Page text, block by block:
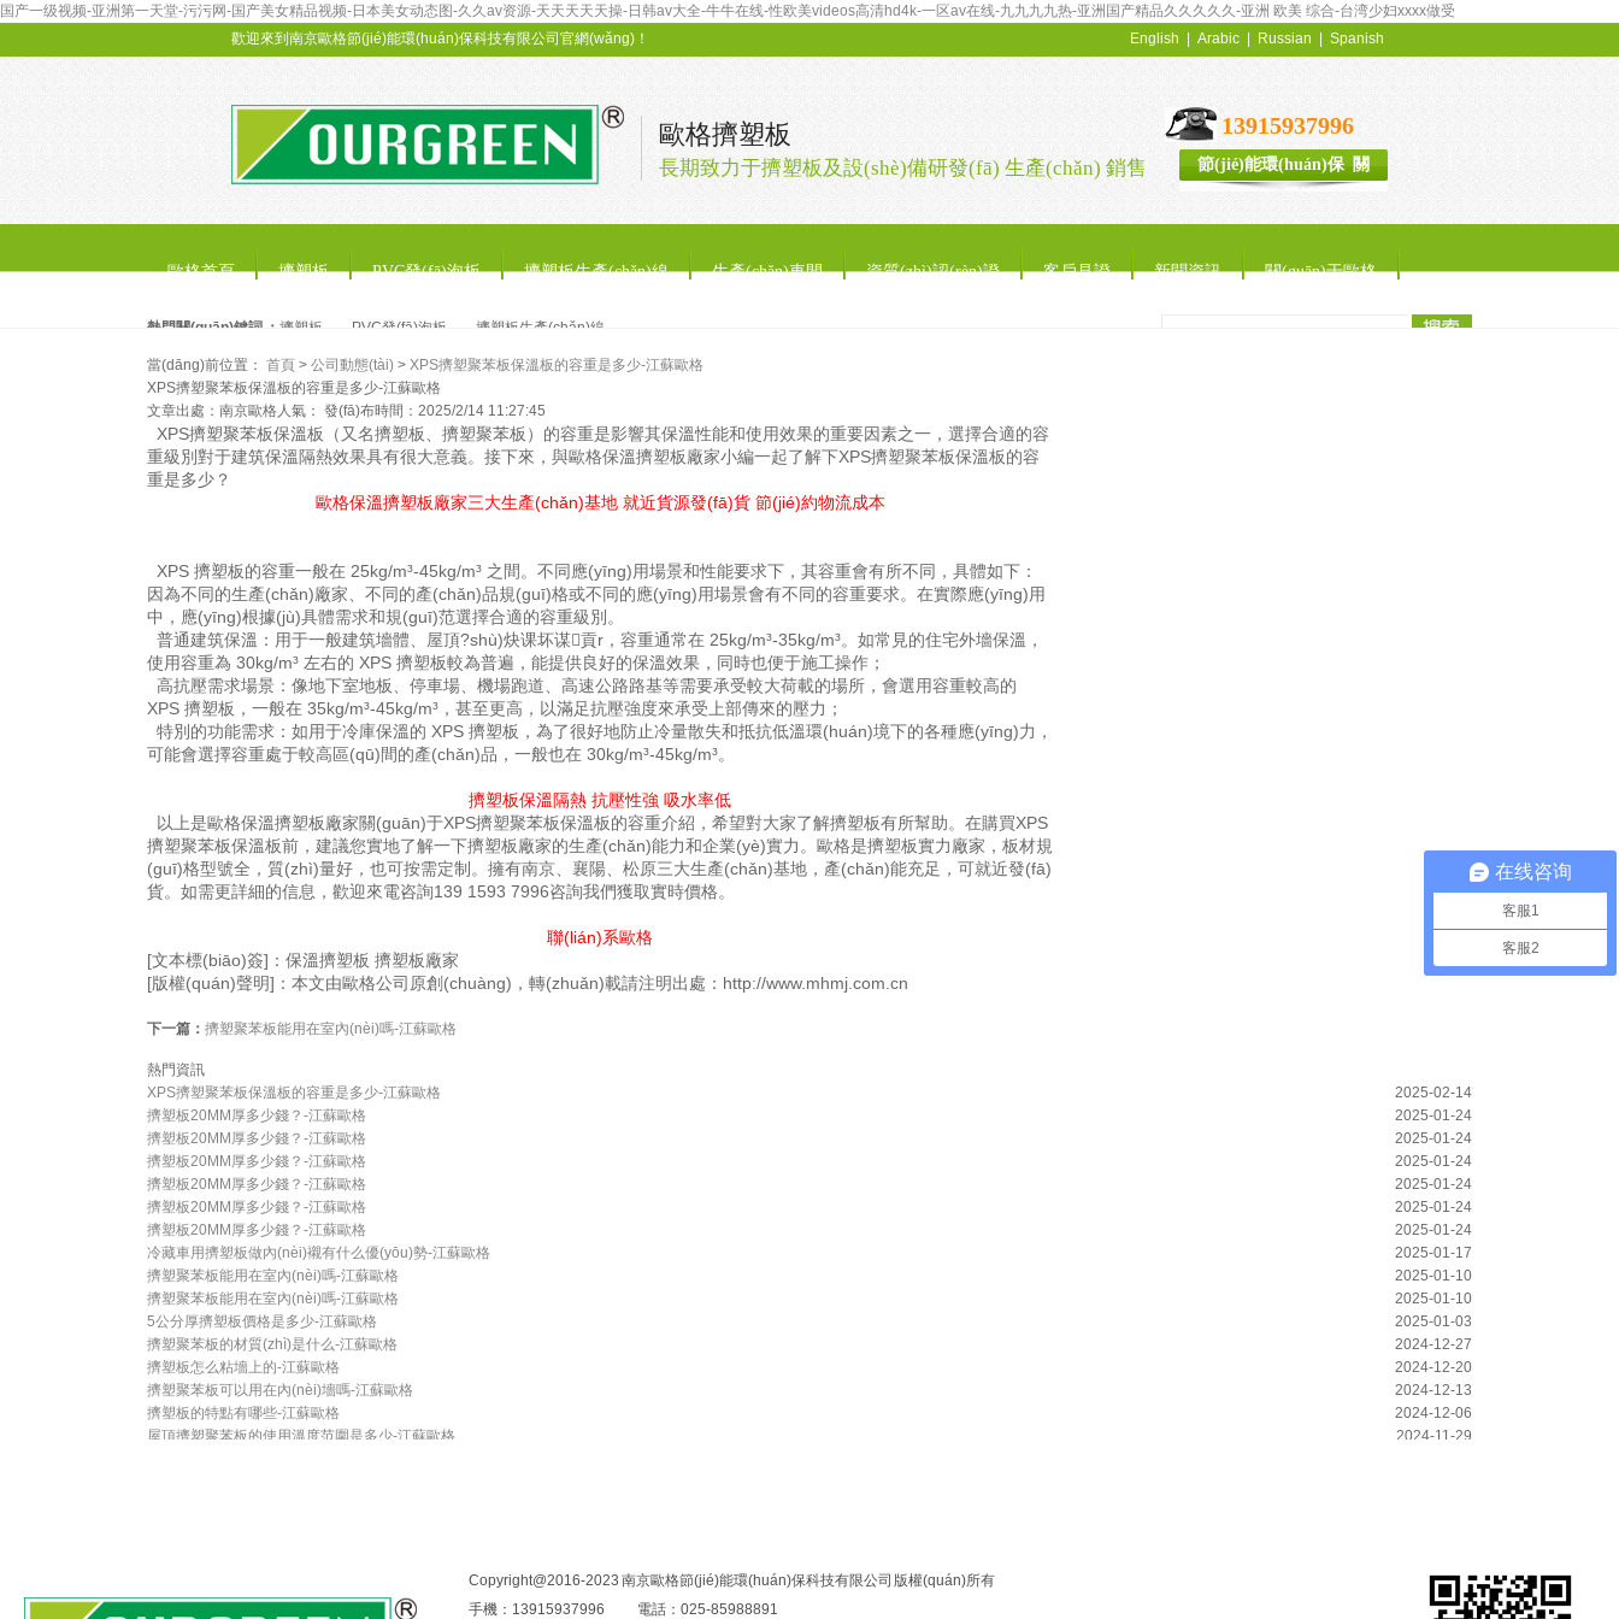
国产一级视频-亚洲第一天堂-污污网-国产美女精品视频-日本美女动态图-久久av资源-天天天天天操-日韩av大全-牛牛在线-性欧美videos高清hd4k-一区av在线-九九九九热-亚洲国产精品久久久久久-亚洲 欧美 综合-台湾少妇xxxx做受
English
Arabic Russian Spanish
歡迎來到南京歐格節(jié)能環(huán)保科技有限公司官網(wǎng)！
13915937996
節(jié)能環(huán)保 關
(guān)愛地球
擠塑板
歐格擠塑板
長期致力于擠塑板及設(shè)備研發(fā) 生產(chǎn) 銷售
歐格首頁 擠塑板 PVC發(fā)泡板 擠塑板生產(chǎn)線 生產(chǎn)車間 資質(zhì)認(rèn)證 客戶見證 新聞資訊 關(guān)于歐格
聯(lián)系歐格
熱門關(guān)鍵詞 ： 擠塑板 PVC發(fā)泡板 擠塑板生產(chǎn)線
當(dāng)前位置： 首頁 > 公司動態(tài) > XPS擠塑聚苯板保溫板的容重是多少-江蘇歐格
XPS擠塑聚苯板保溫板的容重是多少-江蘇歐格
文章出處：南京歐格人氣： 發(fā)布時間：2025/2/14 11:27:45
XPS擠塑聚苯板保溫板（又名擠塑板、擠塑聚苯板）的容重是影響其保溫性能和使用效果的重要因素之一，選擇合適的容
重級別對于建筑保溫隔熱效果具有很大意義。接下來，與歐格保溫擠塑板廠家小編一起了解下XPS擠塑聚苯板保溫板的容
重是多少？
歐格保溫擠塑板廠家三大生產(chǎn)基地 就近貨源發(fā)貨 節(jié)約物流成本
XPS 擠塑板的容重一般在 25kg/m³-45kg/m³ 之間。不同應(yīng)用場景和性能要求下，其容重會有所不同，具體如下：
因為不同的生產(chǎn)廠家、不同的產(chǎn)品規(guī)格或不同的應(yīng)用場景會有不同的容重要求。在實際應(yīng)用
中，應(yīng)根據(jù)具體需求和規(guī)范選擇合適的容重級別。
普通建筑保溫：用于一般建筑墻體、屋頂?shù)炔课坏谋貢r，容重通常在 25kg/m³-35kg/m³。如常見的住宅外墻保溫，
使用容重為 30kg/m³ 左右的 XPS 擠塑板較為普遍，能提供良好的保溫效果，同時也便于施工操作；
高抗壓需求場景：像地下室地板、停車場、機場跑道、高速公路路基等需要承受較大荷載的場所，會選用容重較高的
XPS 擠塑板，一般在 35kg/m³-45kg/m³，甚至更高，以滿足抗壓強度來承受上部傳來的壓力；
特別的功能需求：如用于冷庫保溫的 XPS 擠塑板，為了很好地防止冷量散失和抵抗低溫環(huán)境下的各種應(yīng)力，
可能會選擇容重處于較高區(qū)間的產(chǎn)品，一般也在 30kg/m³-45kg/m³。
擠塑板保溫隔熱 抗壓性強 吸水率低
以上是歐格保溫擠塑板廠家關(guān)于XPS擠塑聚苯板保溫板的容重介紹，希望對大家了解擠塑板有所幫助。在購買XPS
擠塑聚苯板保溫板前，建議您實地了解一下擠塑板廠家的生產(chǎn)能力和企業(yè)實力。歐格是擠塑板實力廠家，板材規
(guī)格型號全，質(zhì)量好，也可按需定制。擁有南京、襄陽、松原三大生產(chǎn)基地，產(chǎn)能充足，可就近發(fā)
貨。如需更詳細的信息，歡迎來電咨詢139 1593 7996咨詢我們獲取實時價格。
聯(lián)系歐格
[文本標(biāo)簽]：保溫擠塑板 擠塑板廠家
[版權(quán)聲明]：本文由歐格公司原創(chuàng)，轉(zhuǎn)載請注明出處：http://www.mhmj.com.cn
下一篇： 擠塑聚苯板能用在室內(nèi)嗎-江蘇歐格
熱門資訊
2025-02-14
XPS擠塑聚苯板保溫板的容重是多少-江蘇歐格
2025-01-24
擠塑板20MM厚多少錢？-江蘇歐格
2025-01-24
擠塑板20MM厚多少錢？-江蘇歐格
2025-01-24
擠塑板20MM厚多少錢？-江蘇歐格
2025-01-24
擠塑板20MM厚多少錢？-江蘇歐格
2025-01-24
擠塑板20MM厚多少錢？-江蘇歐格
2025-01-24
擠塑板20MM厚多少錢？-江蘇歐格
2025-01-17
冷藏車用擠塑板做內(nèi)襯有什么優(yōu)勢-江蘇歐格
2025-01-10
擠塑聚苯板能用在室內(nèi)嗎-江蘇歐格
2025-01-10
擠塑聚苯板能用在室內(nèi)嗎-江蘇歐格
2025-01-03
5公分厚擠塑板價格是多少-江蘇歐格
2024-12-27
擠塑聚苯板的材質(zhì)是什么-江蘇歐格
2024-12-20
擠塑板怎么粘墻上的-江蘇歐格
2024-12-13
擠塑聚苯板可以用在內(nèi)墻嗎-江蘇歐格
2024-12-06
擠塑板的特點有哪些-江蘇歐格
2024-11-29
屋頂擠塑聚苯板的使用溫度范圍是多少-江蘇歐格
新聞中心
Copyright@2016-2023 南京歐格節(jié)能環(huán)保科技有限公司 版權(quán)所有
手機：13915937996
電話：025-85988891
在线咨询
客服1
客服2